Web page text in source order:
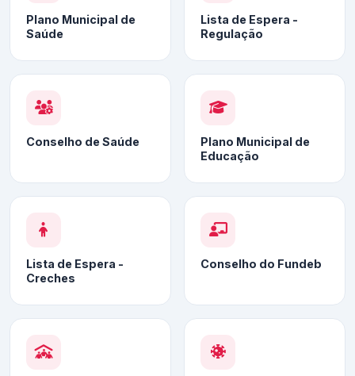
Plano Municipal de
Saúde
Lista de Espera -
Regulação
Conselho de Saúde
Plano Municipal de
Educação
Lista de Espera -
Creches
Conselho do Fundeb